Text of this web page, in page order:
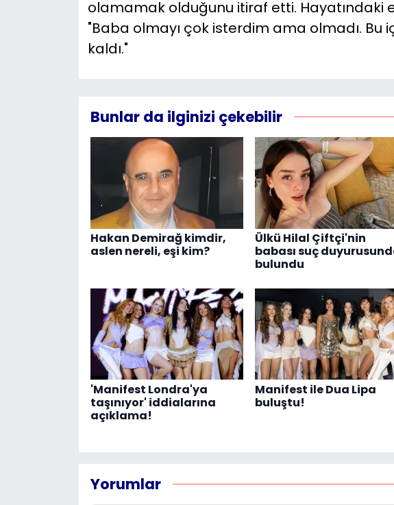
olamamak olduğunu itiraf etti. Hayatındaki
"Baba olmayı çok isterdim ama olmadı.
kaldı."
Bunlar da ilginizi çekebilir
Hakan Demirağ kimdir,
aslen nereli, eşi kim?
Ülkü Hilal Çiftçi'nin
babası suç
bulundu
'Manifest Londra'ya
taşınıyor' iddialarına
açıklama!
Manifest ile Dua Lipa
buluştu!
Yorumlar